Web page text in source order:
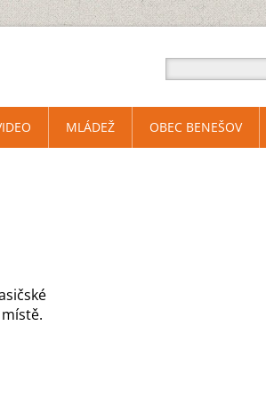
MLÁDEŽ OBEC BENEŠOV